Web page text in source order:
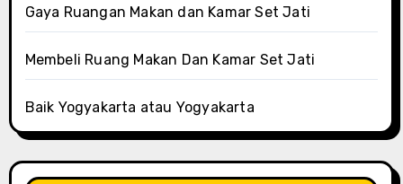
Gaya Ruangan Makan dan Kamar Set Jati
Membeli Ruang Makan Dan Kamar Set Jati
Baik Yogyakarta atau Yogyakarta